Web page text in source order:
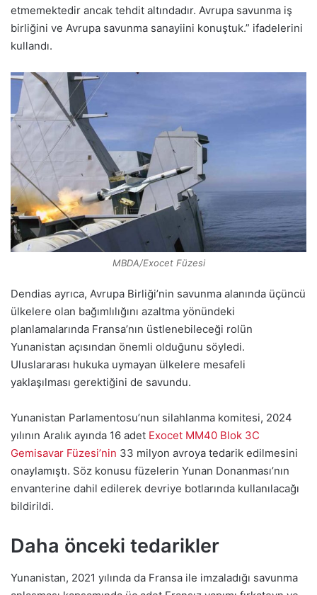
etmemektedir ancak tehdit altındadır. Avrupa savunma iş
birliğini ve Avrupa savunma sanayiini konuştuk.” ifadelerini
kullandı.
MBDA/Exocet Füzesi
Dendias ayrıca, Avrupa Birliği’nin savunma alanında üçüncü
ülkelere olan bağımlılığını azaltma yönündeki
planlamalarında Fransa’nın üstlenebileceği rolün
Yunanistan açısından önemli olduğunu söyledi.
Uluslararası hukuka uymayan ülkelere mesafeli
yaklaşılması gerektiğini de savundu.
Yunanistan Parlamentosu’nun silahlanma komitesi, 2024
yılının Aralık ayında 16 adet Exocet MM40 Blok 3C
Gemisavar Füzesi’nin 33 milyon avroya tedarik edilmesini
onaylamıştı. Söz konusu füzelerin Yunan Donanması’nın
envanterine dahil edilerek devriye botlarında kullanılacağı
bildirildi.
Daha önceki tedarikler
Yunanistan, 2021 yılında da Fransa ile imzaladığı savunma